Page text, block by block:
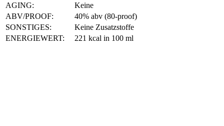
AGING:
Keine
ABV/PROOF:
40% abv (80-proof)
SONSTIGES:
Keine Zusatzstoffe
ENERGIEWERT:
221 kcal in 100 ml